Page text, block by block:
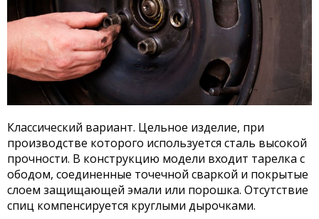
Классический вариант. Цельное изделие, при
производстве которого используется сталь высокой
прочности. В конструкцию модели входит тарелка с
ободом, соединенные точечной сваркой и покрытые
слоем защищающей эмали или порошка. Отсутствие
спиц компенсируется круглыми дырочками.